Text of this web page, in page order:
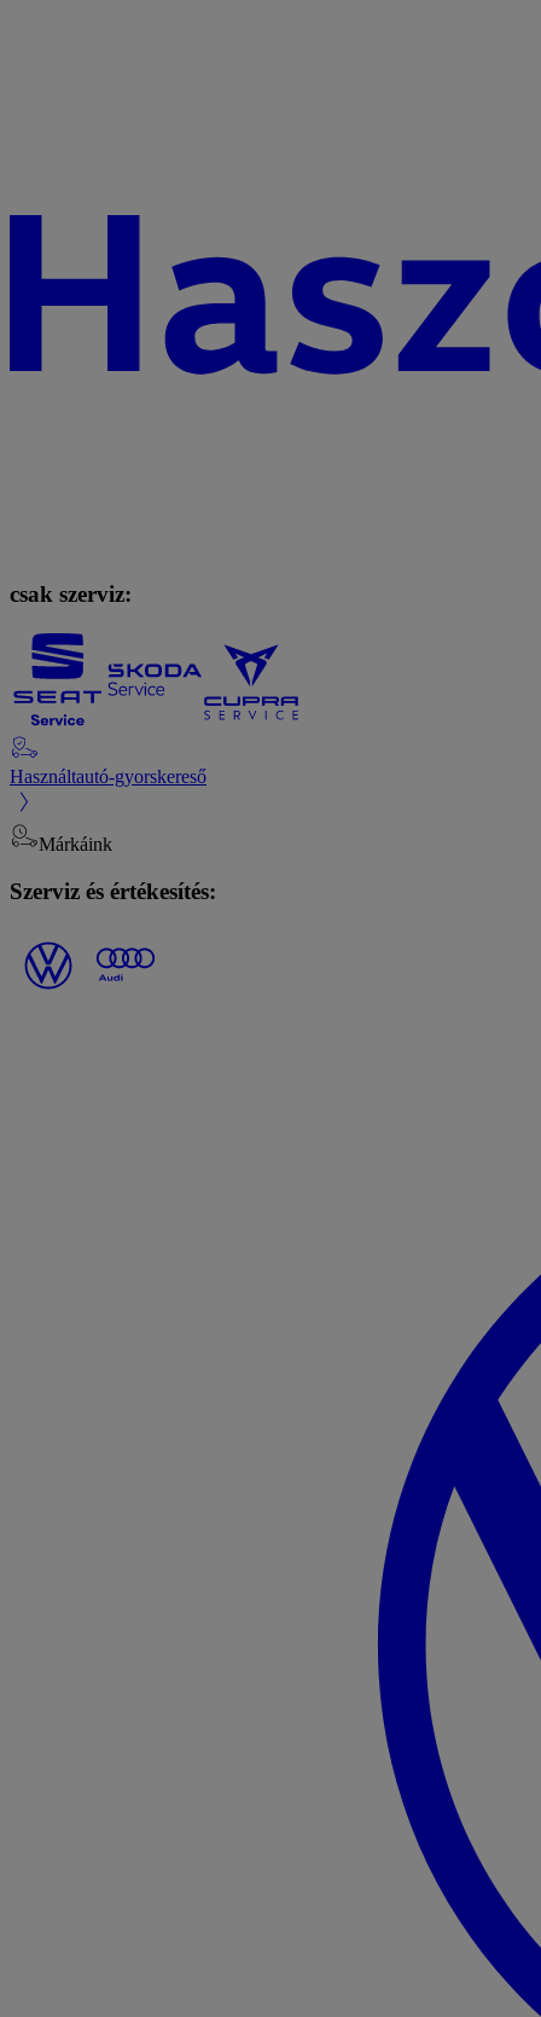
csak szerviz:
Használtautó-gyorskereső
Márkáink
Szerviz és értékesítés: